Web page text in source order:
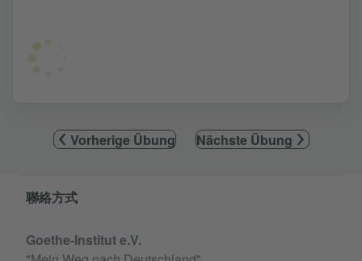
Vorherige Übung Nächste Übung
Information and services
聯絡方式
Goethe-Institut e.V.